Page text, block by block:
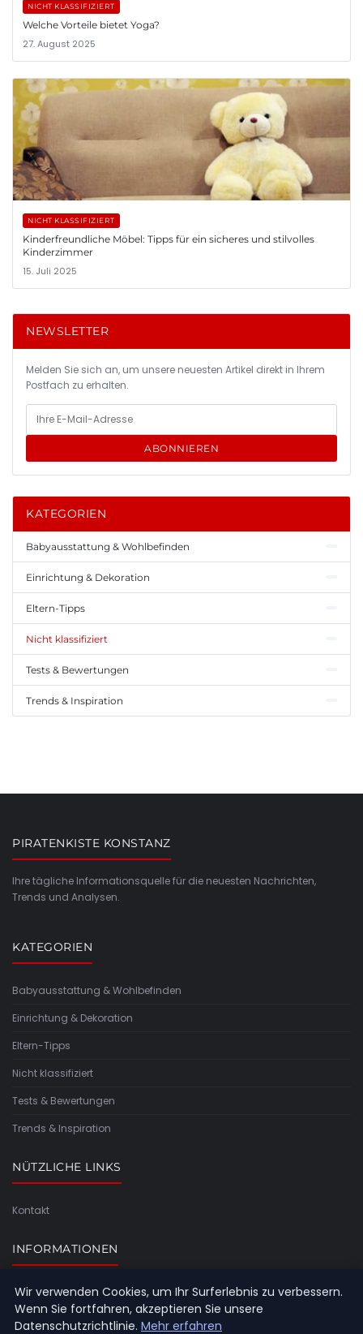
NICHT KLASSIFIZIERT
Welche Vorteile bietet Yoga?
27. August 2025
NICHT KLASSIFIZIERT
Kinderfreundliche Möbel: Tipps für ein sicheres und stilvolles
Kinderzimmer
15. Juli 2025
NEWSLETTER
Melden Sie sich an, um unsere neuesten Artikel direkt in Ihrem
Postfach zu erhalten.
ABONNIEREN
KATEGORIEN
Babyausstattung & Wohlbefinden
Einrichtung & Dekoration
Eltern-Tipps
Nicht klassifiziert
Tests & Bewertungen
Trends & Inspiration
PIRATENKISTE KONSTANZ
Ihre tägliche Informationsquelle für die neuesten Nachrichten,
Trends und Analysen.
KATEGORIEN
Babyausstattung & Wohlbefinden
Einrichtung & Dekoration
Eltern-Tipps
Nicht klassifiziert
Tests & Bewertungen
Trends & Inspiration
NÜTZLICHE LINKS
Kontakt
INFORMATIONEN
Seitenübersicht
Wir verwenden Cookies, um Ihr Surferlebnis zu verbessern.
Wenn Sie fortfahren, akzeptieren Sie unsere
Datenschutzrichtlinie. Mehr erfahren